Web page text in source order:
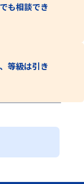
も相談でき
等級は引き